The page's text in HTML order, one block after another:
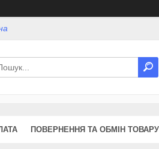
ПОВЕРНЕННЯ ТА ОБМІН ТОВАРУ